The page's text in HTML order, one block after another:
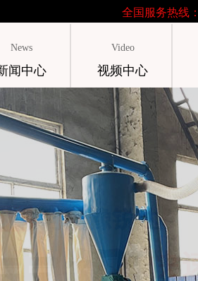
全国服务热线：
News
闻中心
Video
视频中心